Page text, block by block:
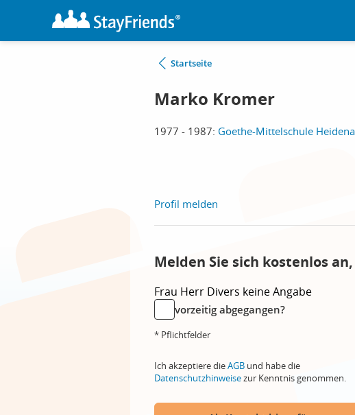
Startseite
Marko Kromer
1977 - 1987: Goethe-Mittelschule
Profil melden
Melden Sie sich kostenlos
Frau Herr Divers keine Angabe
vorzeitig abgegangen?
* Pflichtfelder
Ich akzeptiere dieAGB und habe die
Datenschutzhinweisezur Kenntnis genommen.